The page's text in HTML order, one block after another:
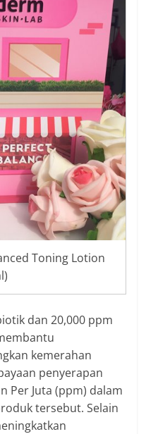
Toning Lotion
dan 20,000 ppm
kemerahan
penyerapan
Per Juta (ppm) dalam
tersebut. Selain